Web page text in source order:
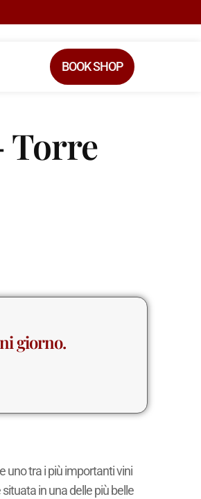
BOOK SHOP
Torre
giorno.
uno tra i più importanti vini
in una delle più belle